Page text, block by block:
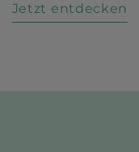
Jetzt entdecken